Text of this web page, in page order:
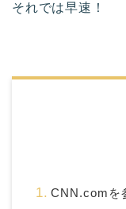
それでは早速！
CNN.comを